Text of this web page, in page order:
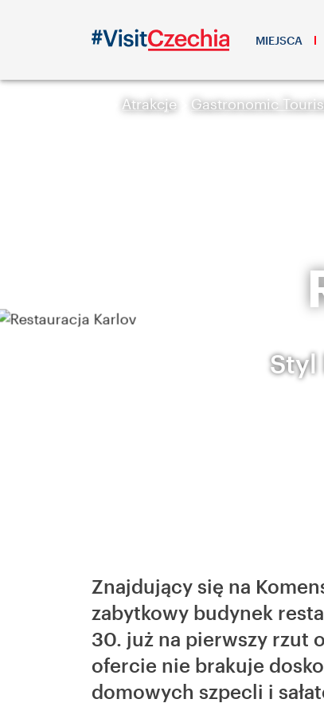
MIEJSCA
Atrakcje Gastronomic
Styl
Znajdujący się na
zabytkowy budynek
30. już na pierwszy rzut
ofercie nie brakuje
domowych szpecli i